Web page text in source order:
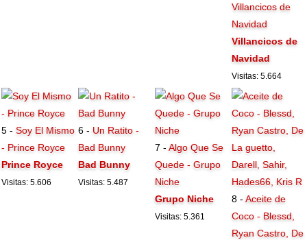
Villancicos de
Navidad
Villancicos de
Navidad
Visitas: 5.664
5 -Soy El Mismo
- Prince Royce
Prince Royce
Visitas: 5.606
6 - Un Ratito -
Bad Bunny
Bad Bunny
Visitas: 5.487
7 -Algo Que Se
Quede - Grupo
Niche
Grupo Niche
Visitas: 5.361
8 -Aceite de
Coco - Blessd,
Ryan Castro, De